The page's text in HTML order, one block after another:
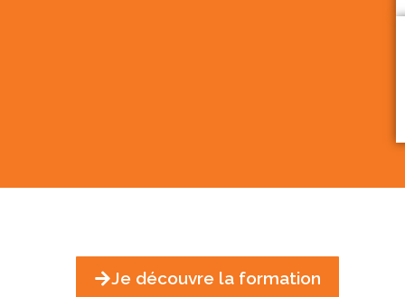
Je découvre la formation